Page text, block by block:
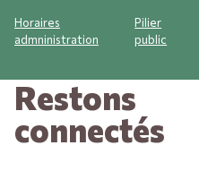
Horaires
admninistration
Pilier
public
Restons
connectés